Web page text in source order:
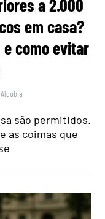
a 2.000
em casa?
como evitar
são permitidos.
as coimas que